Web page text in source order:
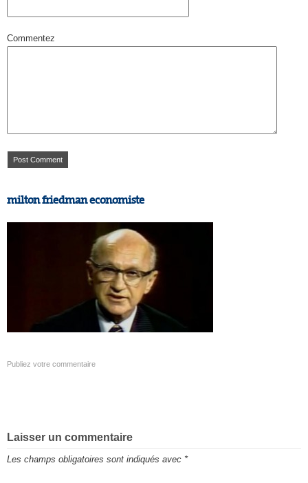
Commentez
milton friedman economiste
Publiez votre commentaire
Laisser un commentaire
Les champs obligatoires sont indiqués avec *